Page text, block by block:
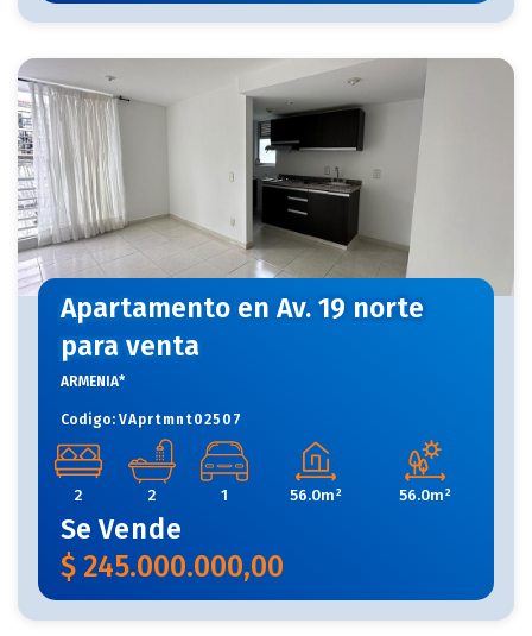
Apartamento en Av. 19 norte
para venta
ARMENIA*
Codigo: VAprtmnt02507
2 2 1 56.0m² 56.0m²
Se Vende
$ 245.000.000,00